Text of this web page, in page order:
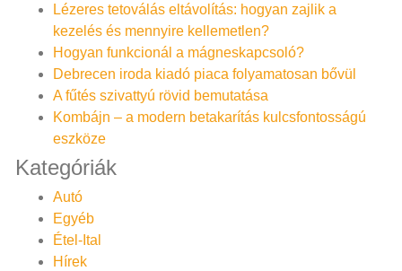
Lézeres tetoválás eltávolítás: hogyan zajlik a
kezelés és mennyire kellemetlen?
Hogyan funkcionál a mágneskapcsoló?
Debrecen iroda kiadó piaca folyamatosan bővül
A fűtés szivattyú rövid bemutatása
Kombájn – a modern betakarítás kulcsfontosságú
eszköze
Kategóriák
Autó
Egyéb
Étel-Ital
Hírek